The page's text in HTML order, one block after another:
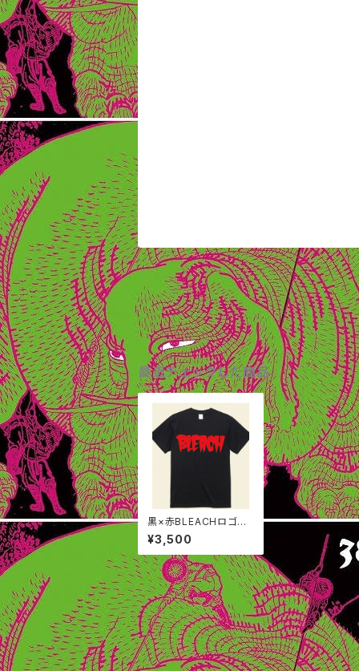
最近チェックした商品
黒×赤BLEACHロゴT
シャツ(ステッカー２枚付
き)
¥3,500